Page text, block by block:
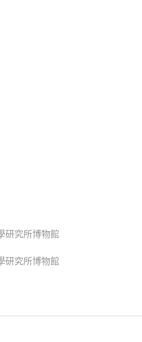
研究所博物館
研究所博物館